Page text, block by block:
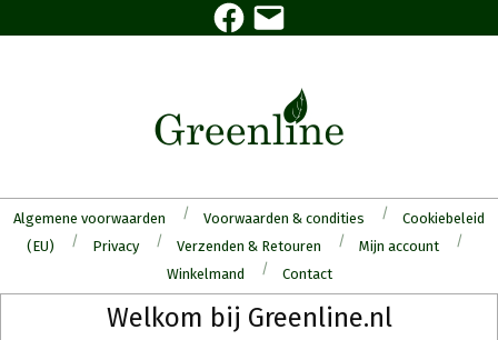
to
Facebook
E-
mail
Algemene voorwaarden Voorwaarden & condities
Cookiebeleid
(EU)
Privacy Verzenden & Retouren
Mijn account
Winkelmand
Contact
Welkom bij Greenline.nl